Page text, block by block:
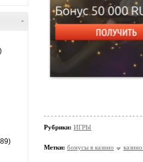
-
Рубрики: ИГРЫ
Метки: бонусы в казино